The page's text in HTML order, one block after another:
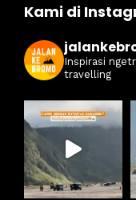
Kami di
Inspirasi
travelling